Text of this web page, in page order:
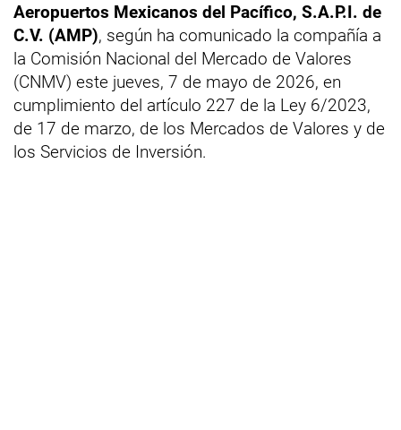
Aeropuertos Mexicanos del Pacífico, S.A.P.I. de
C.V. (AMP), según ha comunicado la compañía a
la Comisión Nacional del Mercado de Valores
(CNMV) este jueves, 7 de mayo de 2026, en
cumplimiento del artículo 227 de la Ley 6/2023,
de 17 de marzo, de los Mercados de Valores y de
los Servicios de Inversión.